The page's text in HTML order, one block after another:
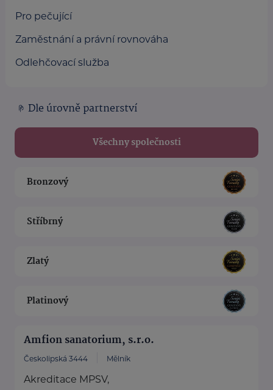
Pro pečující
Zaměstnání a právní rovnováha
Odlehčovací služba
Dle úrovně partnerství
Všechny společnosti
Bronzový
Stříbrný
Zlatý
Platinový
Amfion sanatorium, s.r.o.
Českolipská 3444 Mělník
Akreditace MPSV,